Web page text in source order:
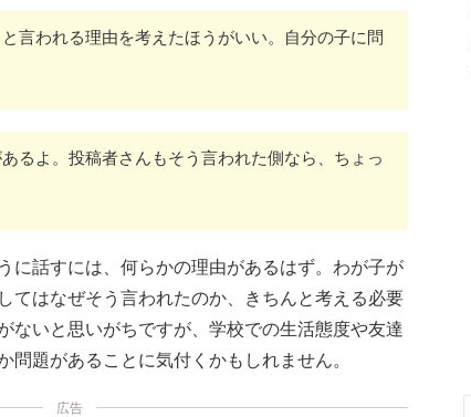
言われる理由を考えたほうがいい。自分の子に問
るよ。投稿者さんもそう言われた側なら、ちょっ
に話すには、何らかの理由があるはず。わが子が
てはなぜそう言われたのか、きちんと考える必要
ないと思いがちですが、学校での生活態度や友達
問題があることに気付くかもしれません。
広告